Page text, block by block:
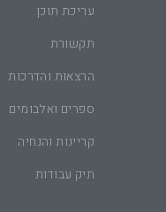
עריכת תוכן
תקשורת
הרצאות והדרכות
ספרים ואלבומים
קריינות והנחיה
תיק עבודות